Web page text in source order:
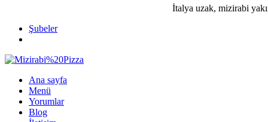
İtalya uzak, mizirabi
Şubeler
Ana sayfa
Menü
Yorumlar
Blog